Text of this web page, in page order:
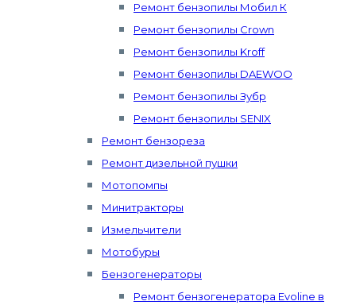
Ремонт бензопилы Мобил К
Ремонт бензопилы Crown
Ремонт бензопилы Kroff
Ремонт бензопилы DAEWOO
Ремонт бензопилы Зубр
Ремонт бензопилы SENIX
Ремонт бензореза
Ремонт дизельной пушки
Мотопомпы
Минитракторы
Измельчители
Мотобуры
Бензогенераторы
Ремонт бензогенератора Evoline в